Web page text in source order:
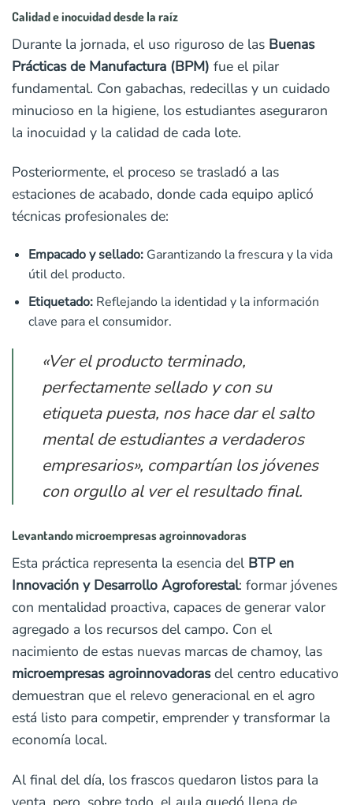
Calidad e inocuidad desde la raíz
Durante la jornada, el uso riguroso de las Buenas
Prácticas de Manufactura (BPM) fue el pilar
fundamental. Con gabachas, redecillas y un cuidado
minucioso en la higiene, los estudiantes aseguraron
la inocuidad y la calidad de cada lote.
Posteriormente, el proceso se trasladó a las
estaciones de acabado, donde cada equipo aplicó
técnicas profesionales de:
Empacado y sellado:Garantizando la frescura y la vida
útil del producto.
Etiquetado:Reflejando la identidad y la información
clave para el consumidor.
«Ver el producto terminado,
perfectamente sellado y con su
etiqueta puesta, nos hace dar el salto
mental de estudiantes a verdaderos
empresarios», compartían los jóvenes
con orgullo al ver el resultado final.
Levantando microempresas agroinnovadoras
Esta práctica representa la esencia del BTP en
Innovación y Desarrollo Agroforestal: formar jóvenes
con mentalidad proactiva, capaces de generar valor
agregado a los recursos del campo. Con el
nacimiento de estas nuevas marcas de chamoy, las
microempresas agroinnovadorasdel centro educativo
demuestran que el relevo generacional en el agro
está listo para competir, emprender y transformar la
economía local.
Al final del día, los frascos quedaron listos para la